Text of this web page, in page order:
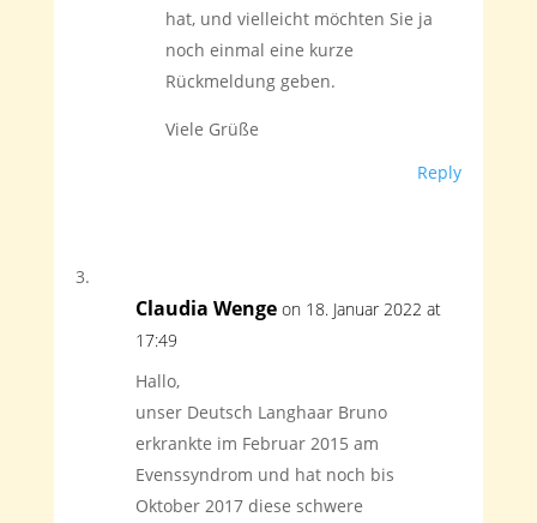
hat, und vielleicht möchten Sie ja
noch einmal eine kurze
Rückmeldung geben.
Viele Grüße
Reply
Claudia Wenge on 18. Januar 2022 at
17:49
Hallo,
unser Deutsch Langhaar Bruno
erkrankte im Februar 2015 am
Evenssyndrom und hat noch bis
Oktober 2017 diese schwere